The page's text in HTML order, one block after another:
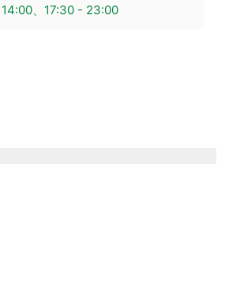
、17:30 - 23:00